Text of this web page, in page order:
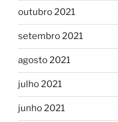
outubro 2021
setembro 2021
agosto 2021
julho 2021
junho 2021